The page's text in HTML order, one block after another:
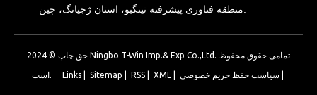
حق چاپ © 2024 Ningbo T-Win Imp.& Exp Co.,Ltd. تمامی حقوق محفوظ
است. Links| Sitemap RSS| XML سیاست حفظ حریم خصوصی